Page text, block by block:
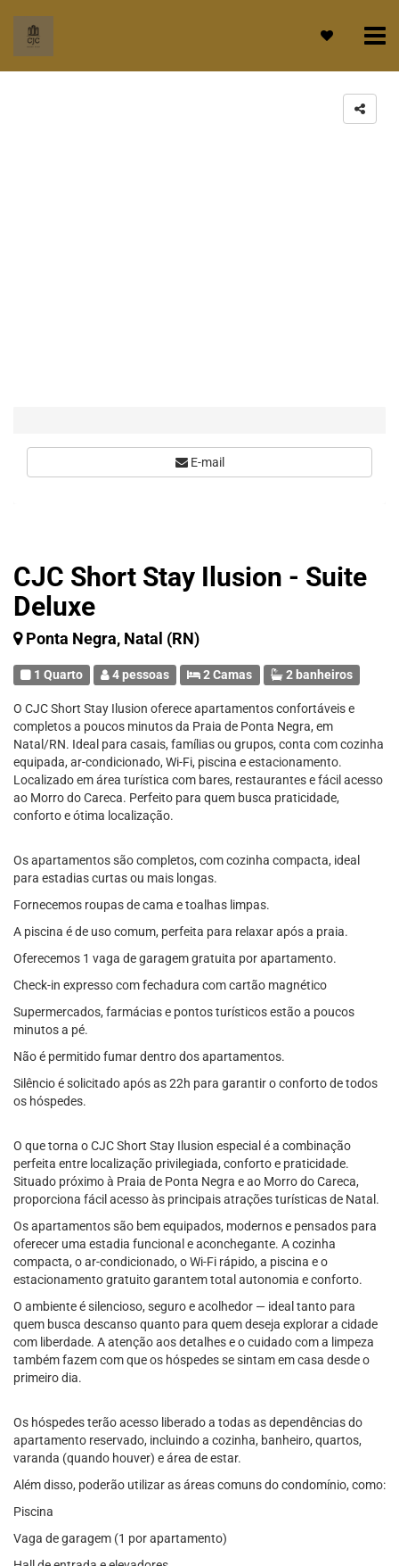
CJC Short Stay Ilusion - Suite
Deluxe
Ponta Negra, Natal (RN)
1 Quarto 4 pessoas 2 Camas 2 banheiros
O CJC Short Stay Ilusion oferece apartamentos confortáveis e
completos a poucos minutos da Praia de Ponta Negra, em
Natal/RN. Ideal para casais, famílias ou grupos, conta com cozinha
equipada, ar-condicionado, Wi-Fi, piscina e estacionamento.
Localizado em área turística com bares, restaurantes e fácil acesso
ao Morro do Careca. Perfeito para quem busca praticidade,
conforto e ótima localização.
Os apartamentos são completos, com cozinha compacta, ideal
para estadias curtas ou mais longas.
Fornecemos roupas de cama e toalhas limpas.
A piscina é de uso comum, perfeita para relaxar após a praia.
Oferecemos 1 vaga de garagem gratuita por apartamento.
Check-in expresso com fechadura com cartão magnético
Supermercados, farmácias e pontos turísticos estão a poucos
minutos a pé.
Não é permitido fumar dentro dos apartamentos.
Silêncio é solicitado após as 22h para garantir o conforto de todos
os hóspedes.
O que torna o CJC Short Stay Ilusion especial é a combinação
perfeita entre localização privilegiada, conforto e praticidade.
Situado próximo à Praia de Ponta Negra e ao Morro do Careca,
proporciona fácil acesso às principais atrações turísticas de Natal.
Os apartamentos são bem equipados, modernos e pensados para
oferecer uma estadia funcional e aconchegante. A cozinha
compacta, o ar-condicionado, o Wi-Fi rápido, a piscina e o
estacionamento gratuito garantem total autonomia e conforto.
O ambiente é silencioso, seguro e acolhedor — ideal tanto para
quem busca descanso quanto para quem deseja explorar a cidade
com liberdade. A atenção aos detalhes e o cuidado com a limpeza
também fazem com que os hóspedes se sintam em casa desde o
primeiro dia.
Os hóspedes terão acesso liberado a todas as dependências do
apartamento reservado, incluindo a cozinha, banheiro, quartos,
varanda (quando houver) e área de estar.
Além disso, poderão utilizar as áreas comuns do condomínio, como:
Piscina
Vaga de garagem (1 por apartamento)
E-mail